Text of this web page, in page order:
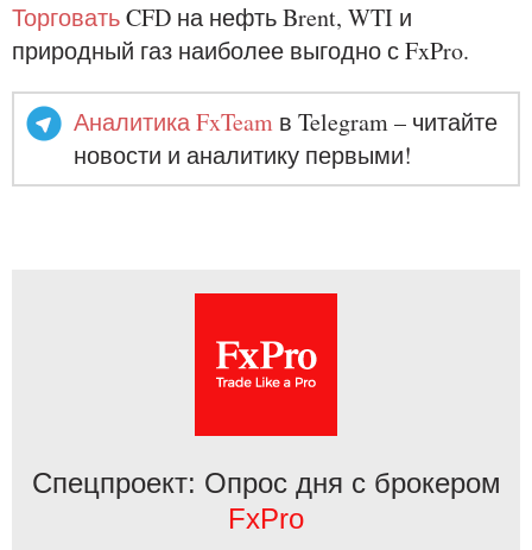
ТорговатьCFD на нефть Brent, WTI и
природный газ наиболее выгодно с FxPro.
Аналитика FxTeam в Telegram – читайте
новости и аналитику первыми!
Спецпроект: Опрос дня с брокером
FxPro